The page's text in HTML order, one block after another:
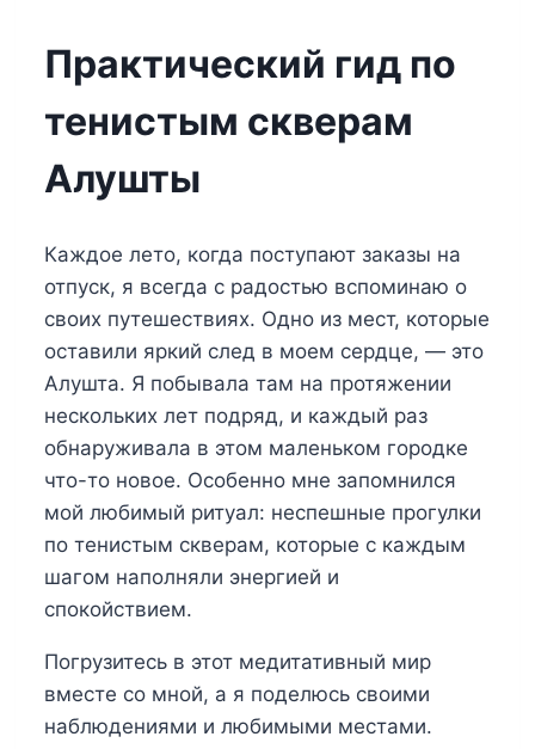
Практический гид по
тенистым скверам
Алушты
Каждое лето, когда поступают заказы на
отпуск, я всегда с радостью вспоминаю о
своих путешествиях. Одно из мест, которые
оставили яркий след в моем сердце, — это
Алушта. Я побывала там на протяжении
нескольких лет подряд, и каждый раз
обнаруживала в этом маленьком городке
что-то новое. Особенно мне запомнился
мой любимый ритуал: неспешные прогулки
по тенистым скверам, которые с каждым
шагом наполняли энергией и
спокойствием.
Погрузитесь в этот медитативный мир
вместе со мной, а я поделюсь своими
наблюдениями и любимыми местами.